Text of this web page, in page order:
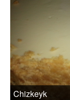
Chizkeyk